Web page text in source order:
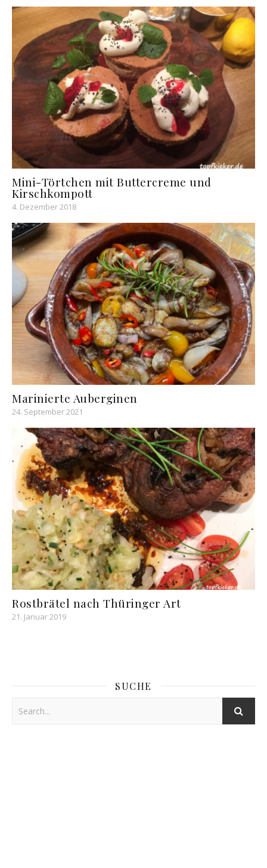
Mini-Törtchen mit Buttercreme und
Kirschkompott
4. Dezember 2018
Marinierte Auberginen
24. September 2021
Rostbrätel nach Thüringer Art
21. Januar 2019
SUCHE